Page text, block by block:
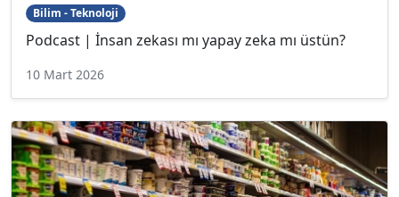
Bilim - Teknoloji
Podcast | İnsan zekası mı yapay zeka mı üstün?
10 Mart 2026